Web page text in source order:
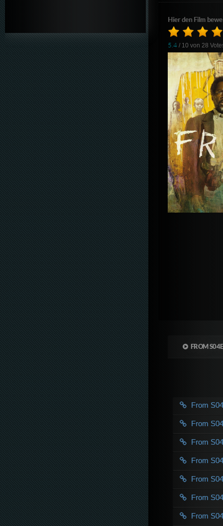
Hier den Film
5.4 / 10 von28
FROM
From
From
From
From
From
From
From